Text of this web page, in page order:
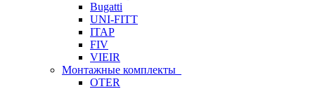
Bugatti
UNI-FITT
ITAP
FIV
VIEIR
Монтажные комплекты
OTER